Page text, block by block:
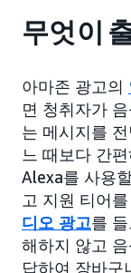
무엇이
아마존 광고의
면 청취자가
는 메시지를
느 때보다 간
Alexa를 사용
고 지원 티어
디오 광고를
해하지 않고
답하여 장바구